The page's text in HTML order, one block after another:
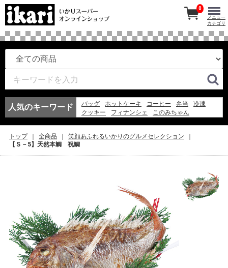
人気のキーワード バッグ ホットケーキ コーヒー 弁当
冷凍
クッキー
フィナンシェ
このみちゃん
スープ
フルーツ ゼリー
0
メニュー
カテゴリ
トップ 全商品
笑顔あふれるいかりのグルメセレクション
【Ｓ－5】天然本鯛 祝鯛